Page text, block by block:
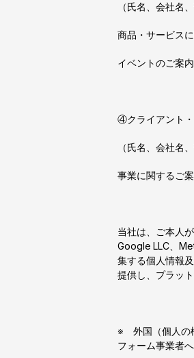
（氏名、会社名
商品・サービス
イベントのご案内
④クライアント・
（氏名、会社名
事業に関するご
当社は、ご本人
Google LLC、
集する個人情報
提供し、プラッ
※　外国（個人の
フォーム事業者